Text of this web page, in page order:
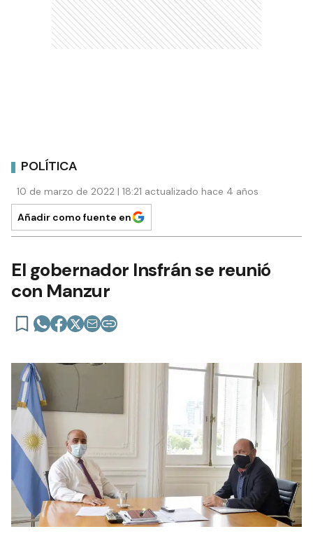
POLÍTICA
10 de marzo de 2022 | 18:21 actualizado hace 4 años
Añadir como fuente en
El gobernador Insfrán se reunió
con Manzur